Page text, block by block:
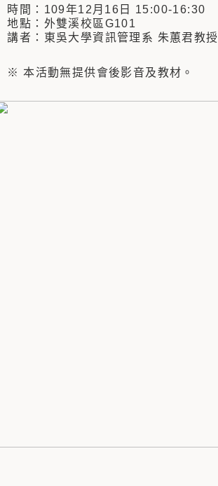
時間：109年12月16日 15:00-16:30
地點：外雙溪校區G101
講者：東吳大學資訊管理系 朱蕙君教授
※ 本活動無提供會後影音及教材。